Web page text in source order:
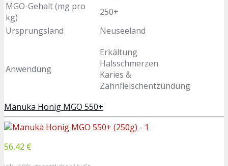
MGO-Gehalt (mg pro
kg)
250+
Ursprungsland
Neuseeland
Anwendung
Erkältung
Halsschmerzen
Karies &
Zahnfleischentzündung
Manuka Honig MGO 550+
56,42 €